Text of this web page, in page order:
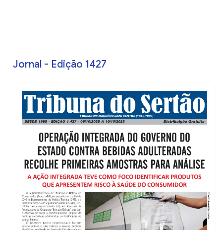
Jornal - Edição 1427